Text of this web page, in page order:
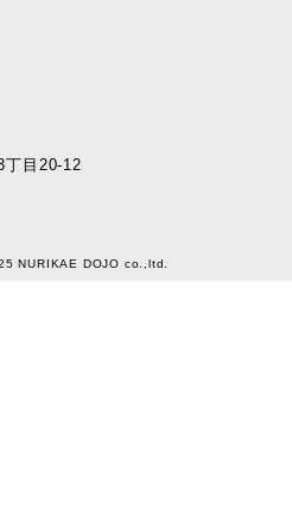
丁目20-12
NURIKAE DOJO co.,ltd.